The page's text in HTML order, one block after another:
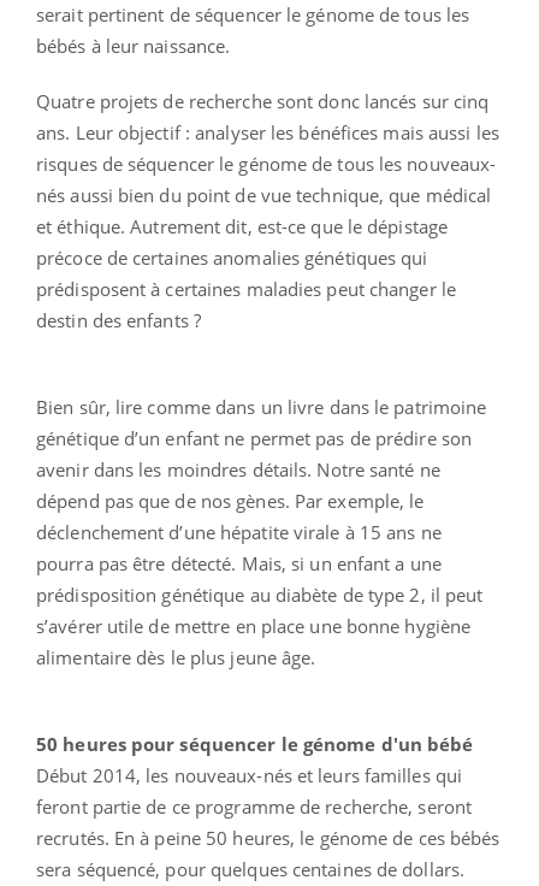
serait pertinent de séquencer le génome de tous les
bébés à leur naissance.
Quatre projets de recherche sont donc lancés sur cinq
ans. Leur objectif : analyser les bénéfices mais aussi les
risques de séquencer le génome de tous les nouveaux-
nés aussi bien du point de vue technique, que médical
et éthique. Autrement dit, est-ce que le dépistage
précoce de certaines anomalies génétiques qui
prédisposent à certaines maladies peut changer le
destin des enfants ?
Bien sûr, lire comme dans un livre dans le patrimoine
génétique d’un enfant ne permet pas de prédire son
avenir dans les moindres détails. Notre santé ne
dépend pas que de nos gènes. Par exemple, le
déclenchement d’une hépatite virale à 15 ans ne
pourra pas être détecté. Mais, si un enfant a une
prédisposition génétique au diabète de type 2, il peut
s’avérer utile de mettre en place une bonne hygiène
alimentaire dès le plus jeune âge.
50 heures pour séquencer le génome d'un bébé
Début 2014, les nouveaux-nés et leurs familles qui
feront partie de ce programme de recherche, seront
recrutés. En à peine 50 heures, le génome de ces bébés
sera séquencé, pour quelques centaines de dollars.